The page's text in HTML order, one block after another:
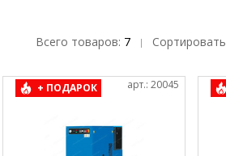
Всего товаров: 7 | Сортировать
+ ПОДАРОК арт.: 20045